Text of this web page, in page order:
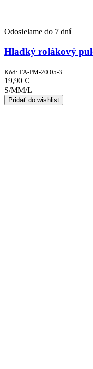
Odosielame do 7 dní
Hladký rolákový
Kód: FA-PM-20.05-3
19,90 €
S/MM/L
Pridať do wishlist